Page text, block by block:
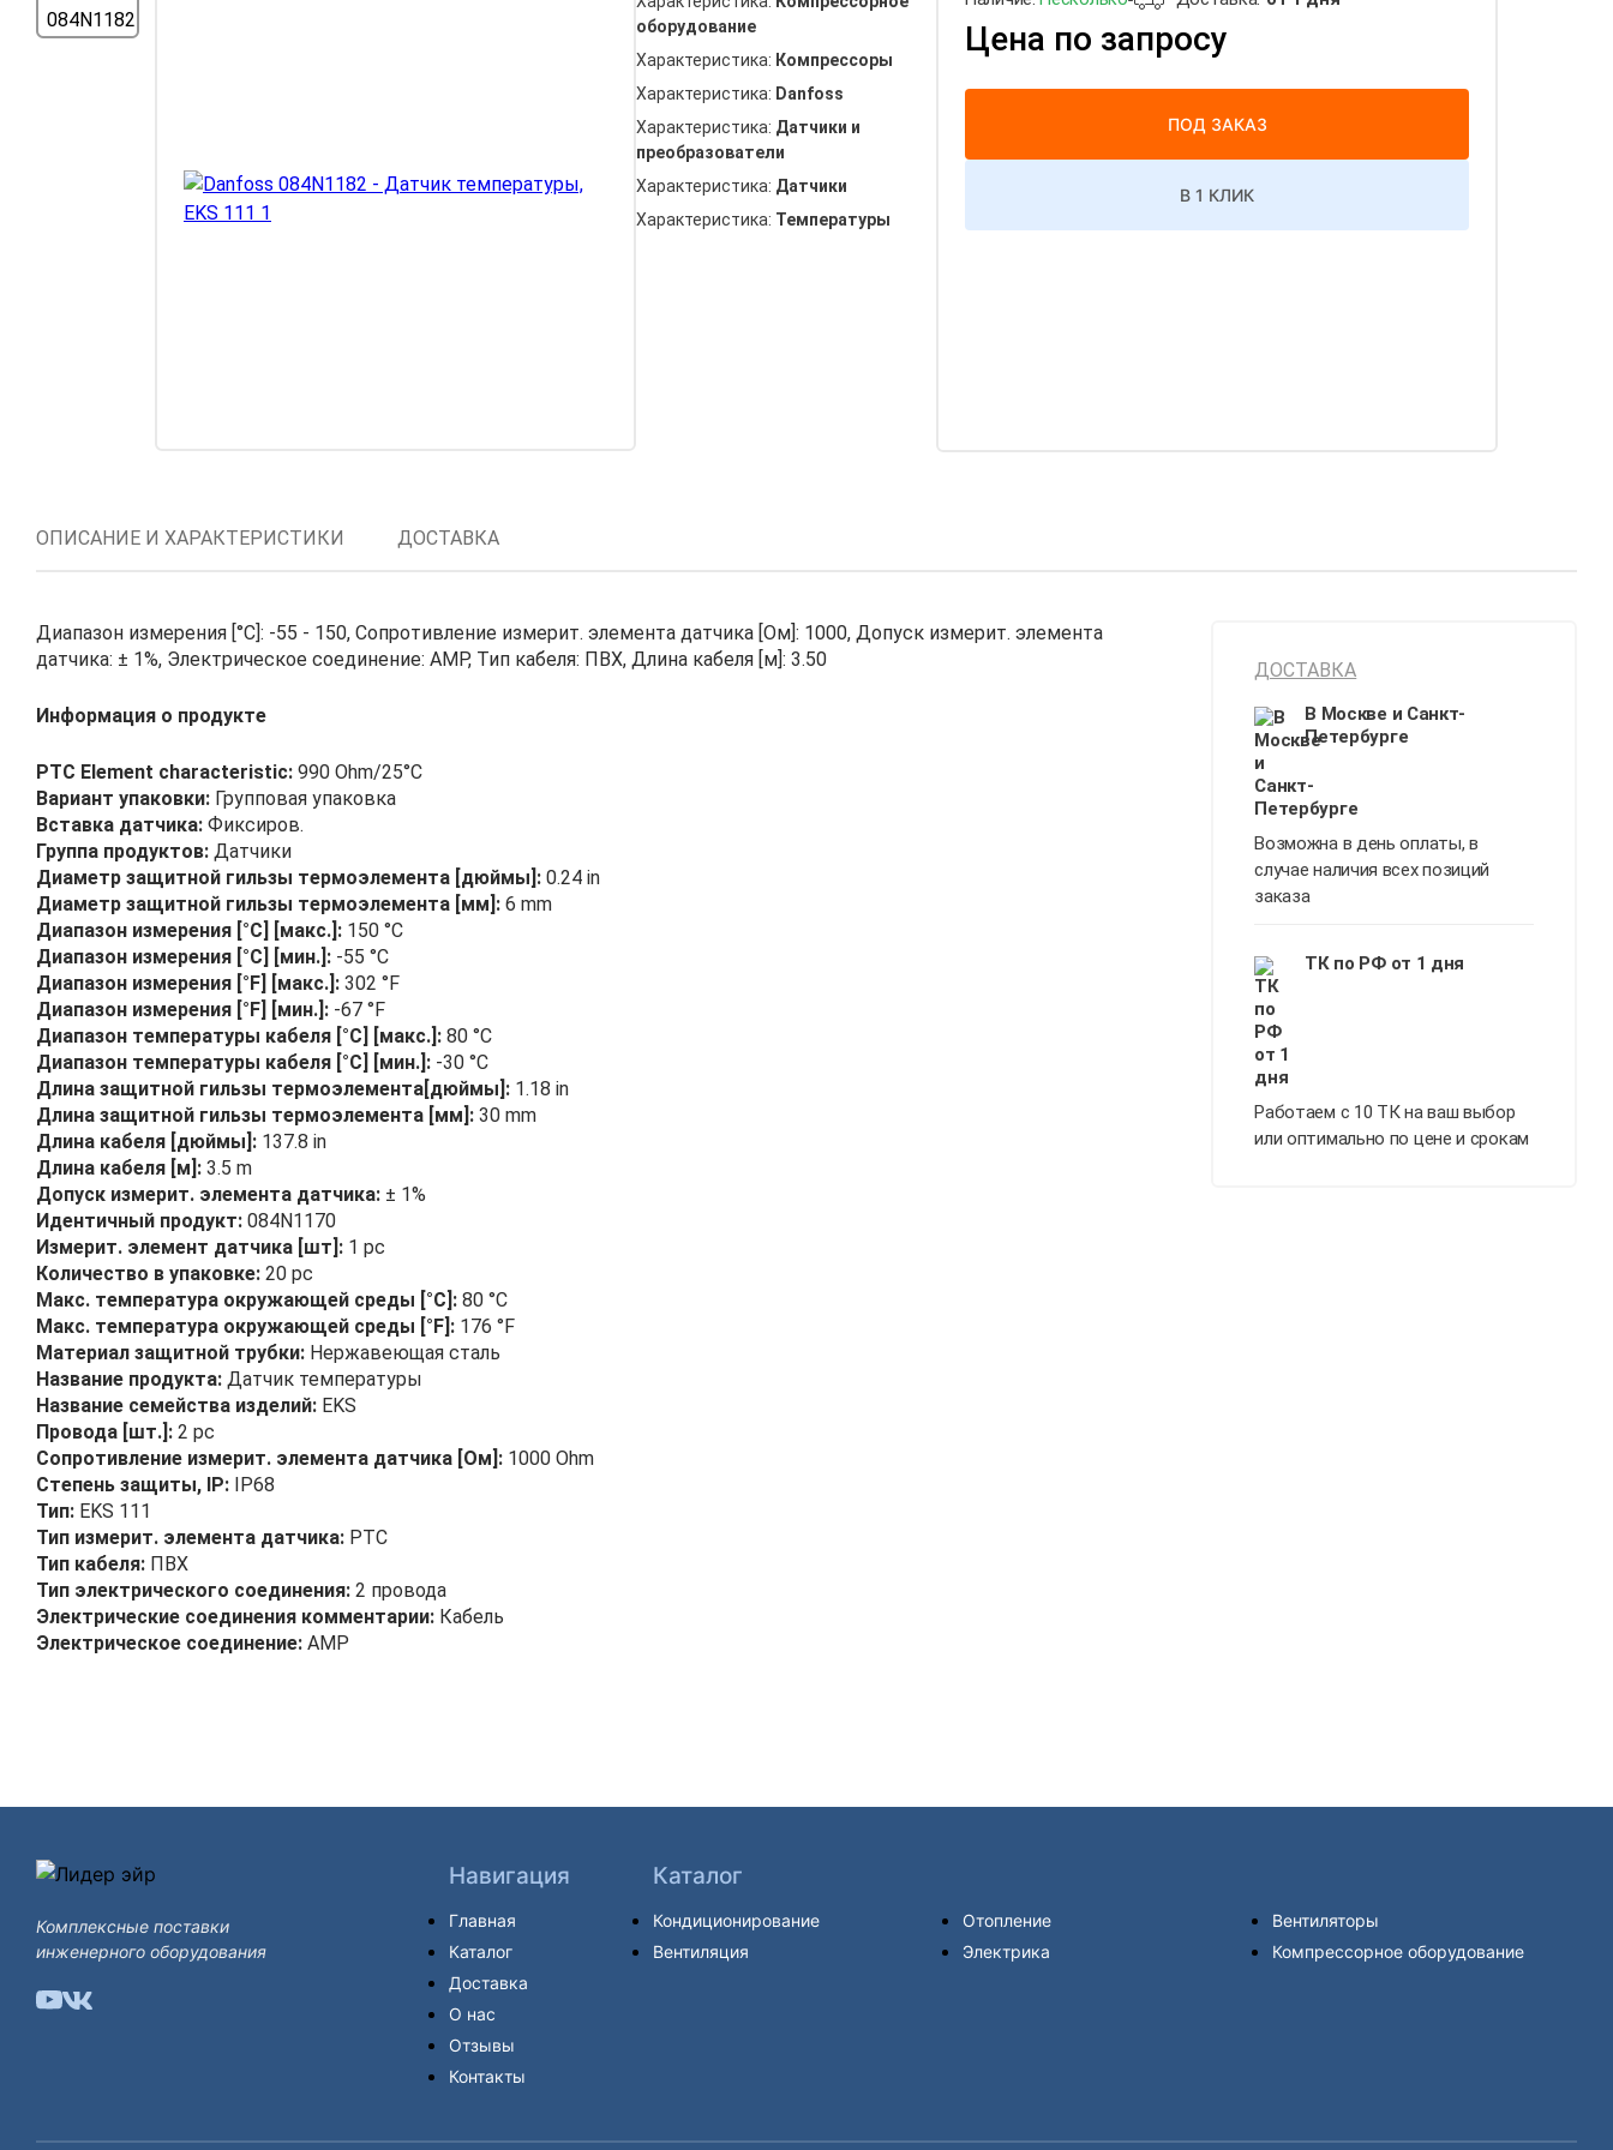
Компрессорное
оборудование
Характеристика: Компрессоры
Характеристика: Danfoss
Характеристика: Датчики и
преобразователи
Характеристика: Датчики
Характеристика: Температуры
Цена по запросу
ПОД ЗАКАЗ
В 1 КЛИК
ОПИСАНИЕ И ХАРАКТЕРИСТИКИ ДОСТАВКА
Диапазон измерения [°C]: -55 - 150, Сопротивление измерит. элемента датчика [Ом]: 1000, Допуск измерит. элемента
датчика: ± 1%, Электрическое соединение: AMP, Тип кабеля: ПВХ, Длина кабеля [м]: 3.50
Информация о продукте
PTC Element characteristic: 990 Ohm/25°C
Вариант упаковки: Групповая упаковка
Вставка датчика: Фиксиров.
Группа продуктов: Датчики
Диаметр защитной гильзы термоэлемента [дюймы]: 0.24 in
Диаметр защитной гильзы термоэлемента [мм]: 6 mm
Диапазон измерения [°C] [макс.]: 150 °C
Диапазон измерения [°C] [мин.]: -55 °C
Диапазон измерения [°F] [макс.]: 302 °F
Диапазон измерения [°F] [мин.]: -67 °F
Диапазон температуры кабеля [°C] [макс.]: 80 °C
Диапазон температуры кабеля [°C] [мин.]: -30 °C
Длина защитной гильзы термоэлемента[дюймы]: 1.18 in
Длина защитной гильзы термоэлемента [мм]: 30 mm
Длина кабеля [дюймы]: 137.8 in
Длина кабеля [м]: 3.5 m
Допуск измерит. элемента датчика: ± 1%
Идентичный продукт: 084N1170
Измерит. элемент датчика [шт]: 1 pc
Количество в упаковке: 20 pc
Макс. температура окружающей среды [°C]: 80 °C
Макс. температура окружающей среды [°F]: 176 °F
Материал защитной трубки: Нержавеющая сталь
Название продукта: Датчик температуры
Название семейства изделий: EKS
Провода [шт.]: 2 pc
Сопротивление измерит. элемента датчика [Ом]: 1000 Ohm
Степень защиты, IP: IP68
Тип: EKS 111
Тип измерит. элемента датчика: PTC
Тип кабеля: ПВХ
Тип электрического соединения: 2 провода
Электрические соединения комментарии: Кабель
Электрическое соединение: AMP
ДОСТАВКА
В Москве и Санкт-
Петербурге
Возможна в день оплаты, в
случае наличия всех позиций
заказа
ТК по РФ от 1 дня
Работаем с 10 ТК на ваш выбор
или оптимально по цене и срокам
Комплексные поставки
инженерного оборудования
Навигация
Главная
Каталог
Доставка
О нас
Отзывы
Контакты
Каталог
Кондиционирование
Вентиляция
Отопление
Электрика
Вентиляторы
Компрессорное оборудование